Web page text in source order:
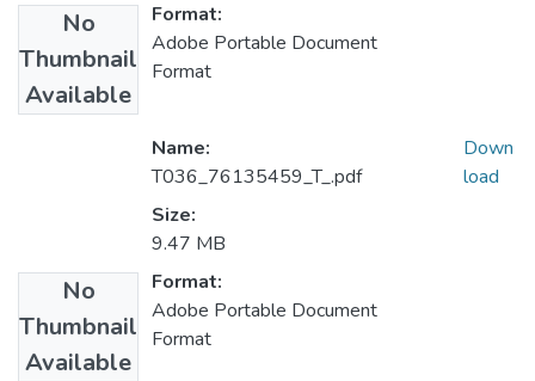
No
Thumbnail
Available
Format:
Adobe Portable Document
Format
No
Thumbnail
Available
Name:
T036_76135459_T_.pdf
Size:
9.47 MB
Format:
Adobe Portable Document
Format
Down
load